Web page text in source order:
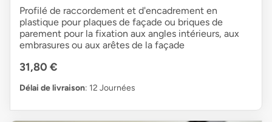
Profilé de raccordement et d'encadrement en
plastique pour plaques de façade ou briques de
parement pour la fixation aux angles intérieurs, aux
embrasures ou aux arêtes de la façade
31,80 €
Délai de livraison: 12 Journées